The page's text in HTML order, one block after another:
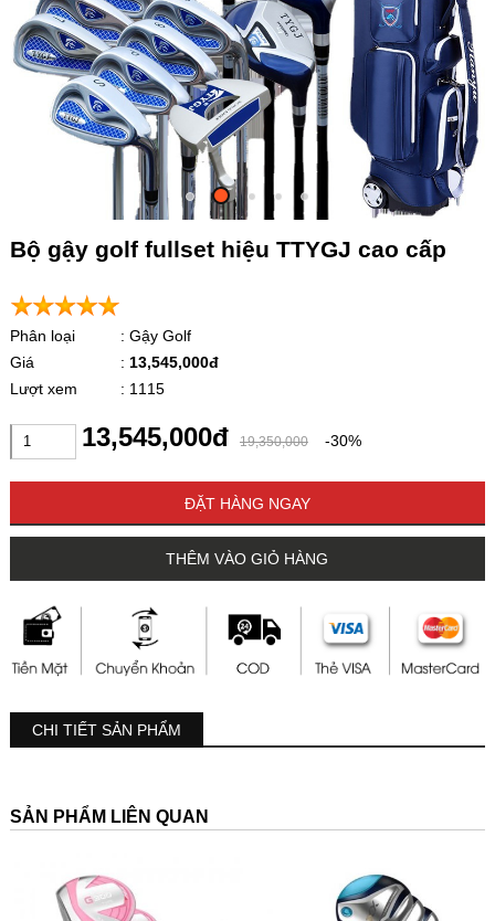
Bộ gậy golf fullset hiệu TTYGJ cao cấp
Phân loại
: Gậy Golf
Giá
: 13,545,000đ
Lượt xem
: 1115
13,545,000đ 19,350,000 -30%
ĐẶT HÀNG NGAY
THÊM VÀO GIỎ HÀNG
CHI TIẾT SẢN PHẨM
SẢN PHẨM LIÊN QUAN